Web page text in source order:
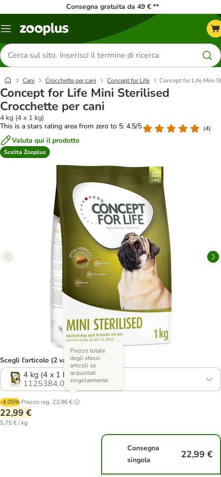
Consegna gratuita da 49 € **
Overview
Cerca
prodotti
Cani Crocchette per cani Concept for Life Concept for Life Mini
Concept for Life Mini Sterilised
Crocchette per cani
4 kg (4 x 1 kg)
This is a stars rating area from zero to 5: 4.5/5
(4)
Valuta qui il prodotto
Scelta Zooplus
Scegli l'articolo (2 varianti)
4 kg (4 x 1 kg)
1125384.0
-4.05% Prezzo reg. 23,96 €
Prezzo totale
degli stessi
articoli se
acquistati
singolarmente
22,99 €
5,75 € / kg
Consegna
singola
22,99 €